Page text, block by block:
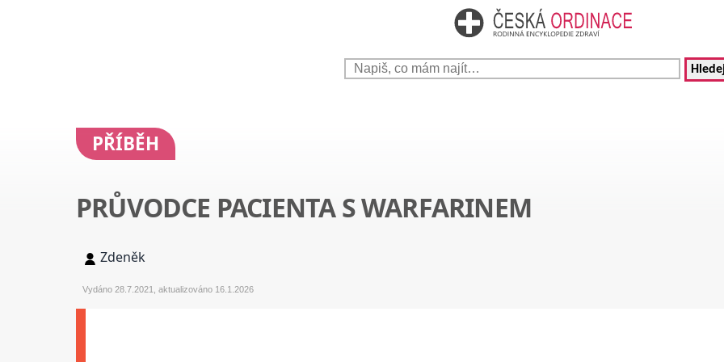
PŘÍBĚH
PRŮVODCE PACIENTA S WARFARINEM
Zdeněk
Vydáno 28.7.2021, aktualizováno 16.1.2026